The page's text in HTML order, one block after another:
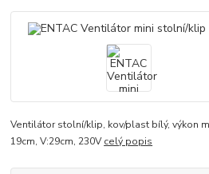
Ventilátor stolní/klip, kov/plast bílý, výkon
19cm, V:29cm, 230Vcelý popis